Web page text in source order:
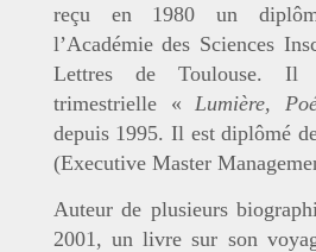
reçu en 1980 un
l’Académie des Sciences
Lettres de Toulouse. Il
trimestrielle « Lumière,
depuis 1995. Il est diplômé
(Executive Master
Auteur de plusieurs
2001, un livre sur son